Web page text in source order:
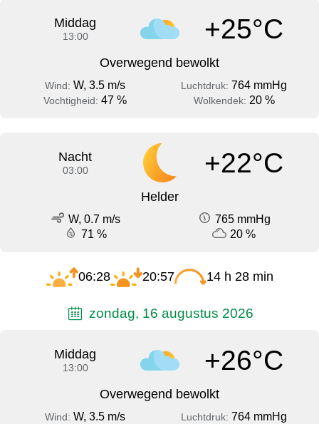
Middag
13:00 +25°C
Overwegend bewolkt
Wind: W, 3.5 m/s Luchtdruk: 764 mmHg
Vochtigheid: 47 % Wolkendek: 20 %
Nacht
03:00 +22°C
Helder
W, 0.7 m/s
765 mmHg
71 %
20 %
06:28 20:57 14 h 28 min
zondag, 16 augustus 2026
Middag
13:00 +26°C
Overwegend bewolkt
Wind: W, 3.5 m/s Luchtdruk: 764 mmHg